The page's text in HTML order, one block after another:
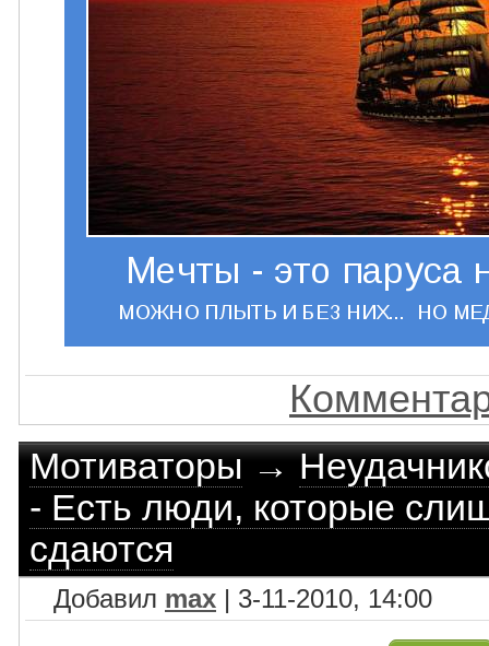
Мотиваторы→
- Есть люди, которые
сдаются
Добавил max | 3-11-2010, 14:00